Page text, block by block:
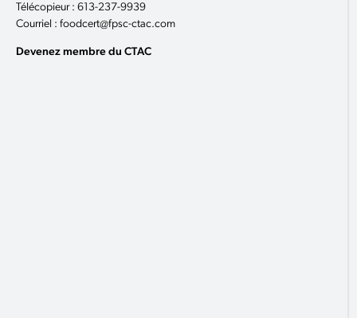
Télécopieur : 613-237-9939
Courriel : foodcert@fpsc-ctac.com
Devenez membre du CTAC